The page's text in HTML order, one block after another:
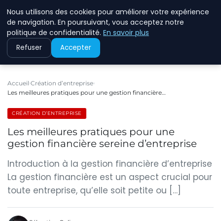
ECOMMCODE2
Accueil Création d’entreprise
Les meilleures pratiques pour une gestion financière…
CRÉATION D’ENTREPRISE
Les meilleures pratiques pour une
gestion financière sereine d’entreprise
Introduction à la gestion financière d’entreprise
La gestion financière est un aspect crucial pour
toute entreprise, qu’elle soit petite ou […]
Nous utilisons des cookies pour améliorer votre expérience
de navigation. En poursuivant, vous acceptez notre
politique de confidentialité. En savoir plus
Refuser Accepter